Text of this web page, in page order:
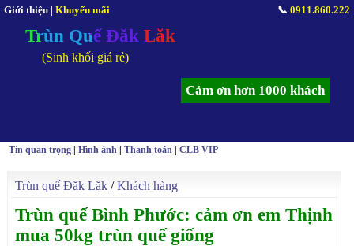
Giới thiệu | Khuyến mãi 📞 0911.860.222
Trùn Quế Đăk Lăk
(Sinh khối giá rẻ)
Cảm ơn hơn 1000 khách
Tin quan trọng |Hình ảnh |Thanh toán |CLB VIP
Trùn quế Đăk Lăk /Khách hàng
Trùn quế Bình Phước: cảm ơn em Thịnh
mua 50kg trùn quế giống